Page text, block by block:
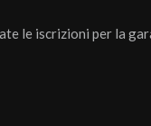
le iscrizioni per la